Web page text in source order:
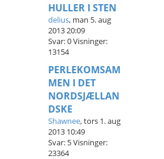
HULLER I STEN
delius, man 5. aug
2013 20:09
Svar:0Visninger:
13154
PERLEKOMSAM
MEN I DET
NORDSJÆLLAN
DSKE
Shawnee,tors 1. aug
2013 10:49
Svar: 5Visninger:
23364